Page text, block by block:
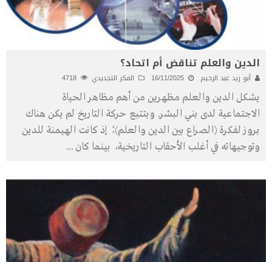
الدين والعلم تناقض أم اتحاد؟
أبو زيد عبد الرحيم 16/11/2025 الفكر التجديدي
يشكل الدين والعلم مظهرين من أهم مظاهر الحياة
الاجتماعية لدى بني البشر. وبتتبع حركة التاريخ لم يكن هناك
بروز لفكرة (الصراع بين الدين والعلم)؛ إذ كانت الهيمنة للدين
وتوجيهاته في أغلب الأحقاب التاريخية، بينما كان ...